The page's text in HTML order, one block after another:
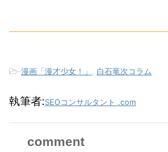
-漫画「漫才少女！」 白石竜次コラム
執筆者:SEOコンサルタント .com
comment